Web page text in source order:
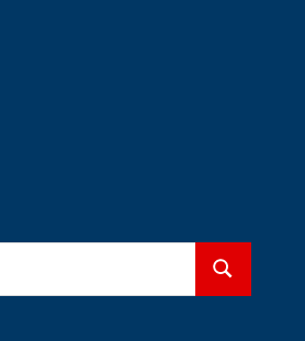
Suchen